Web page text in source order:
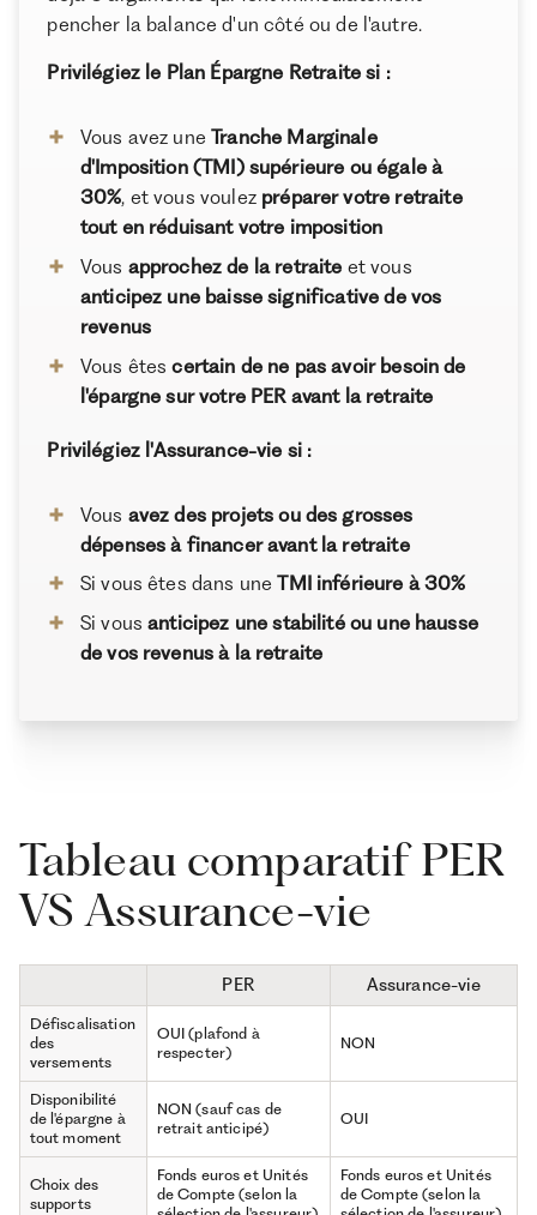
rigoureuse des meilleurs produits du marché, dans
une logique de performance à long terme.
pencher la balance d'un côté ou de l'autre.
Privilégiez le Plan Épargne Retraite si :
Vous avez uneTranche Marginale
d'Imposition (TMI) supérieure ou égale à
30%, et vous voulez préparer votre retraite
tout en réduisant votre imposition
Vous approchez de la retraite et vous
anticipez une baisse significative de vos
revenus
Vous êtescertain de ne pas avoir besoin de
l'épargne sur votre PER avant la retraite
Privilégiez l'Assurance-vie si :
Vous avez des projets ou des grosses
dépenses à financer avant la retraite
Si vous êtes dans uneTMI inférieure à 30%
Si vousanticipez une stabilité ou une hausse
de vos revenus à la retraite
Tableau comparatif PER
VS Assurance-vie
PER Assurance-vie
Défiscalisation
des
versements
OUI (plafond à
respecter)
NON
Disponibilité
de l'épargne à
tout moment
NON (sauf cas de
retrait anticipé)
OUI
Choix des
supports
Fonds euros et Unités
de Compte (selon la
Fonds euros et Unités
de Compte (selon la